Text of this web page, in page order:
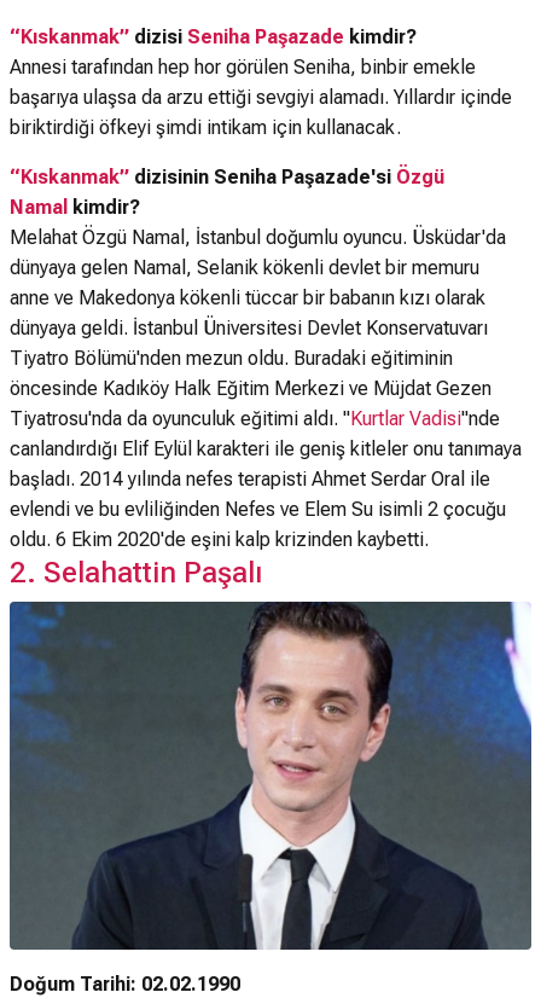
“Kıskanmak” dizisi Seniha Paşazade kimdir?
Annesi tarafından hep hor görülen Seniha, binbir emekle
başarıya ulaşsa da arzu ettiği sevgiyi alamadı. Yıllardır içinde
biriktirdiği öfkeyi şimdi intikam için kullanacak.
“Kıskanmak” dizisinin Seniha Paşazade'si Özgü
Namal kimdir?
Melahat Özgü Namal, İstanbul doğumlu oyuncu. Üsküdar'da
dünyaya gelen Namal, Selanik kökenli devlet bir memuru
anne ve Makedonya kökenli tüccar bir babanın kızı olarak
dünyaya geldi. İstanbul Üniversitesi Devlet Konservatuvarı
Tiyatro Bölümü'nden mezun oldu. Buradaki eğitiminin
öncesinde Kadıköy Halk Eğitim Merkezi ve Müjdat Gezen
Tiyatrosu'nda da oyunculuk eğitimi aldı. "Kurtlar Vadisi"nde
canlandırdığı Elif Eylül karakteri ile geniş kitleler onu tanımaya
başladı. 2014 yılında nefes terapisti Ahmet Serdar Oral ile
evlendi ve bu evliliğinden Nefes ve Elem Su isimli 2 çocuğu
oldu. 6 Ekim 2020'de eşini kalp krizinden kaybetti.
2. Selahattin Paşalı
Doğum Tarihi: 02.02.1990